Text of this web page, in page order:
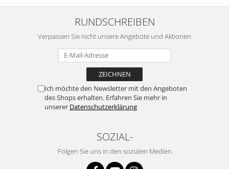
RUNDSCHREIBEN
Verpassen Sie nicht unsere Angebote und Aktionen
Ich möchte den Newsletter mit den Angeboten
des Shops erhalten. Erfahren Sie mehr in
unserer Datenschutzerklärung
SOZIAL-
Folgen Sie uns in den sozialen Medien